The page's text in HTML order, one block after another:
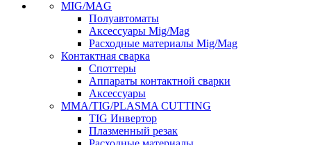
MIG/MAG
Полуавтоматы
Аксессуары Mig/Mag
Расходные материалы Mig/Mag
Контактная сварка
Споттеры
Аппараты контактной сварки
Аксессуары
MMA/TIG/PLASMA CUTTING
TIG Инвертор
Плазменный резак